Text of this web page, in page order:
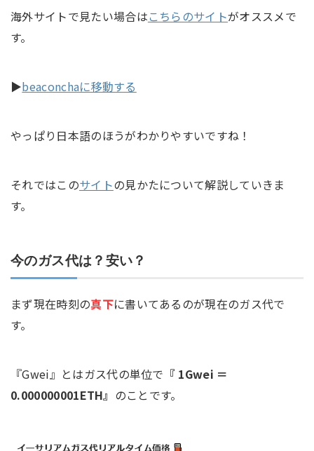
海外サイトで見たい場合はこちらのサイトがオススメで
す。
▶beaconchaに移動する
やっぱり日本語のほうがわかりやすいですね！
それではこのサイトの見かたについて解説していきま
す。
今のガス代は？安い？
まず現在時刻の真下に書いてあるのが現在のガス代で
す。
『Gwei』とはガス代の単位で 『 1Gwei ＝
0.000000001ETH』 のことです。